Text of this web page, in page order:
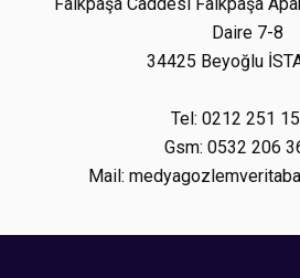
Daire 7-8
34425 Beyoğlu
Tel: 0212 251
Gsm: 0532 206
Mail: